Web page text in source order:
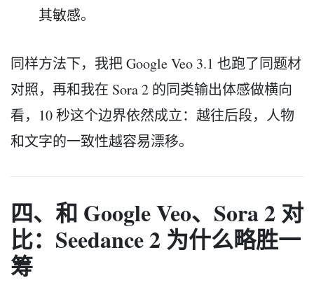
其敏感。
同样方法下，我把 Google Veo 3.1 也跑了同题材
对照，再和我在 Sora 2 的同类输出体感做横向
看，10 秒这个边界依然成立：越往后段，人物
和文字的一致性越容易漂移。
四、和 Google Veo、Sora 2 对
比：Seedance 2 为什么略胜一
筹